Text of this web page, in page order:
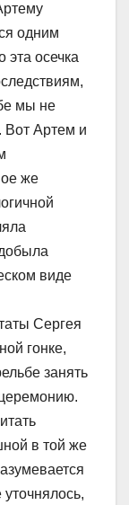
одним
осечка
мы не
Вот Артем и
же
виде
Сергея
гонке,
занять
в той же